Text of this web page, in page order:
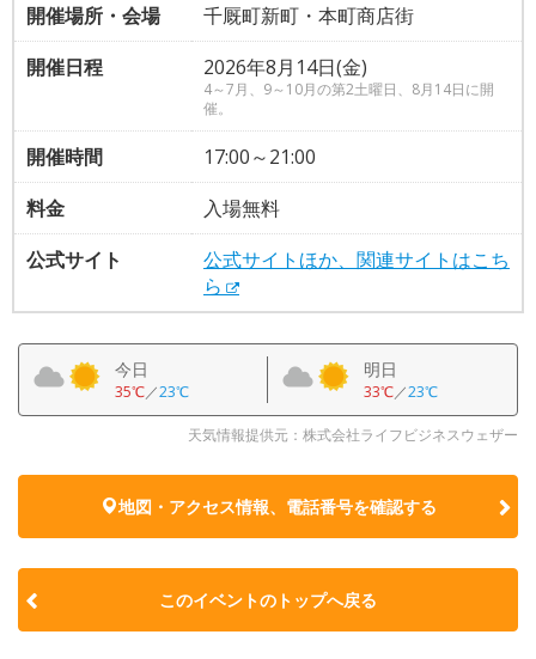
開催場所・会場
千厩町新町・本町商店街
開催日程
2026年8月14日(金)
4～7月、9～10月の第2土曜日、8月14日に開
催。
開催時間
17:00～21:00
料金
入場無料
公式サイト
公式サイトほか、関連サイトはこち
ら
今日
35℃／23℃
明日
33℃／23℃
天気情報提供元：株式会社ライフビジネスウェザー
地図・アクセス情報、電話番号を確認する
このイベントのトップへ戻る